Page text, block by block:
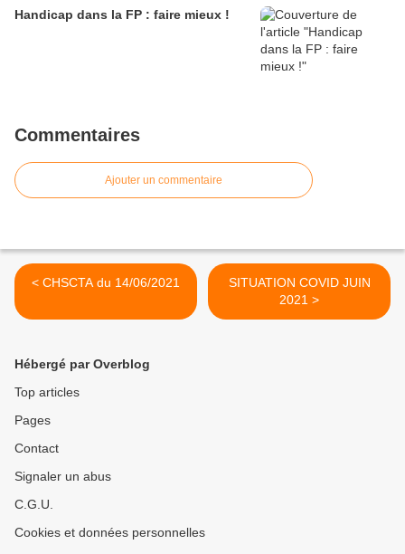
Handicap dans la FP : faire mieux !
Commentaires
Ajouter un commentaire
< CHSCTA du 14/06/2021
SITUATION COVID JUIN
2021 >
Hébergé par Overblog
Top articles
Pages
Contact
Signaler un abus
C.G.U.
Cookies et données personnelles